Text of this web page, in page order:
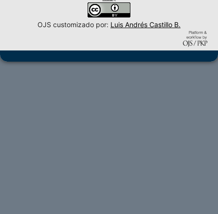
OJS customizado por: Luis Andrés Castillo B.